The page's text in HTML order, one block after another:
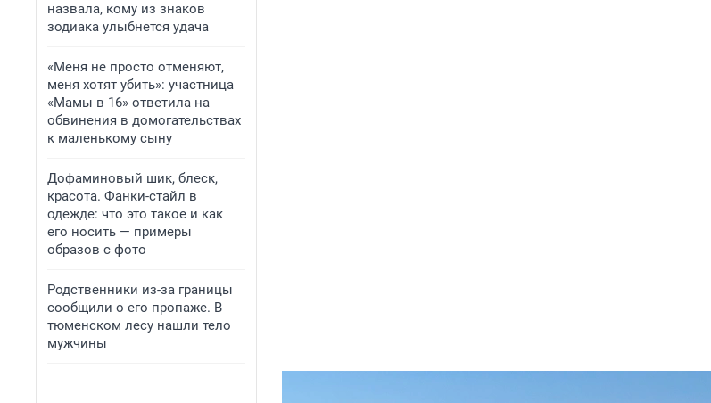
назвала, кому из знаков
зодиака улыбнется удача
«Меня не просто отменяют,
меня хотят убить»: участница
«Мамы в 16» ответила на
обвинения в домогательствах
к маленькому сыну
Дофаминовый шик, блеск,
красота. Фанки-стайл в
одежде: что это такое и как
его носить — примеры
образов с фото
Родственники из-за границы
сообщили о его пропаже. В
тюменском лесу нашли тело
мужчины